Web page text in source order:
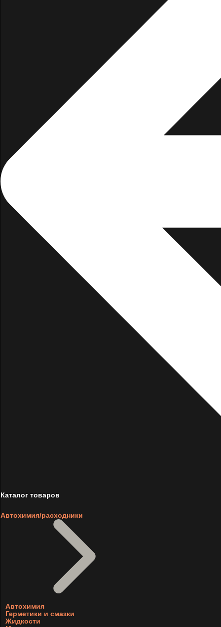
Каталог товаров
Автохимия/расходники
Автохимия
Герметики и смазки
Жидкости